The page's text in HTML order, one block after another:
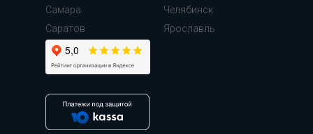
Самара
Cаратов
Челябинск
Ярославль